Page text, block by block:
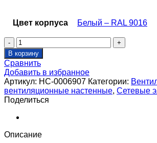
Цвет корпуса Белый – RAL 9016
Количество
товара
Решетка
настенная
двухрядная
SHUFT
2
WA
600x300
В корзину
Сравнить
Добавить в избранное
Артикул: НС-0006907 Категории:
вентиляционные настенные, Сетевые
Поделиться
Описание